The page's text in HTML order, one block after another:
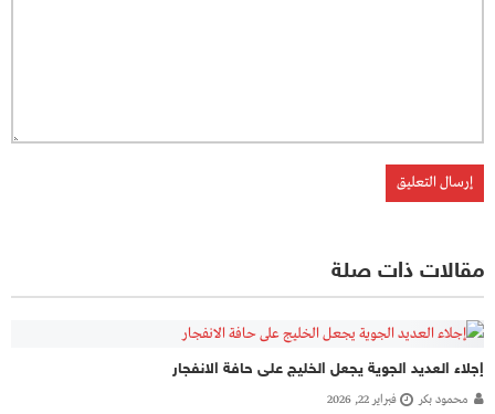
مقالات ذات صلة
إجلاء العديد الجوية يجعل الخليج على حافة الانفجار
محمود بكر فبراير 22, 2026